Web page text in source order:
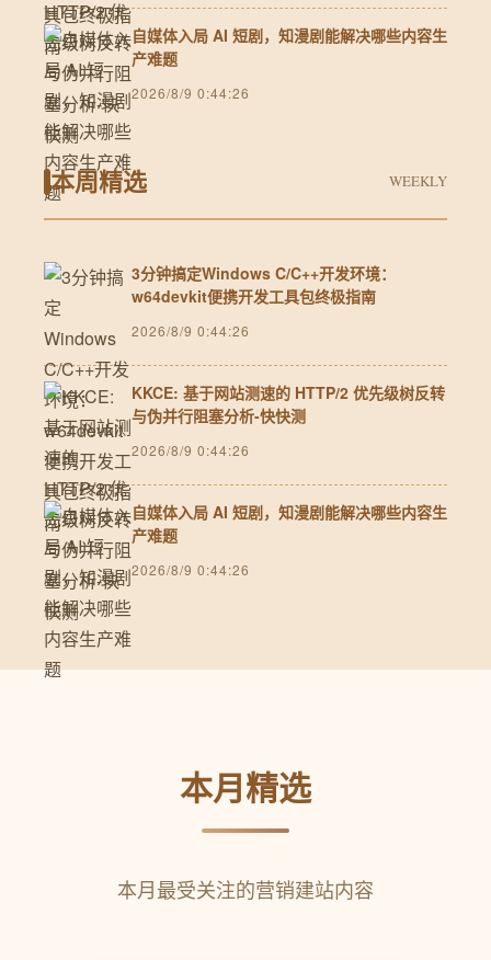
自媒体入局 AI 短剧，知漫剧能解决哪些内容生
产难题
2026/8/9 0:44:26
本周精选 WEEKLY
3分钟搞定Windows C/C++开发环境：
w64devkit便携开发工具包终极指南
2026/8/9 0:44:26
KKCE: 基于网站测速的 HTTP/2 优先级树反转
与伪并行阻塞分析-快快测
2026/8/9 0:44:26
自媒体入局 AI 短剧，知漫剧能解决哪些内容生
产难题
2026/8/9 0:44:26
本月精选
本月最受关注的营销建站内容